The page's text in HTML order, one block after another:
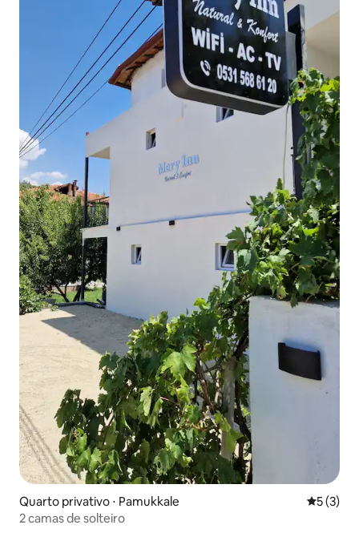
Quarto privativo ⋅ Pamukkale 5 de
5 (3)
2 camas de solteiro